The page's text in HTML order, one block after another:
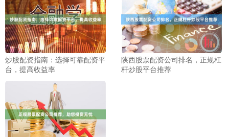
炒股配资指南：选择可靠配资平
台，提高收益率
陕西股票配资公司排名，正规杠
杆炒股平台推荐